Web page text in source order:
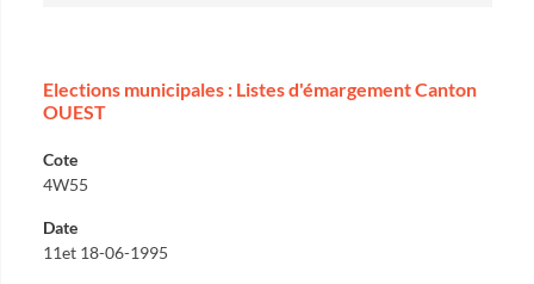
Elections municipales : Listes d'émargement Canton
OUEST
Cote
4W55
Date
11et 18-06-1995